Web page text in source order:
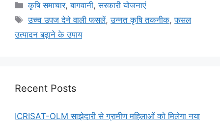
कृषि समाचार,बागवानी,सरकारी योजनाएं
उच्च उपज देने वाली फसलें,उन्नत कृषि तकनीक,फसल
उत्पादन बढ़ाने के उपाय
Recent Posts
ICRISAT-OLM साझेदारी से ग्रामीण महिलाओं को मिलेगा नया